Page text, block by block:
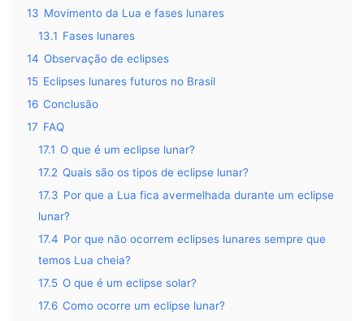
13 Movimento da Lua e fases lunares
13.1 Fases lunares
14 Observação de eclipses
15 Eclipses lunares futuros no Brasil
16 Conclusão
17 FAQ
17.1 O que é um eclipse lunar?
17.2 Quais são os tipos de eclipse lunar?
17.3 Por que a Lua fica avermelhada durante um eclipse
lunar?
17.4 Por que não ocorrem eclipses lunares sempre que
temos Lua cheia?
17.5 O que é um eclipse solar?
17.6 Como ocorre um eclipse lunar?